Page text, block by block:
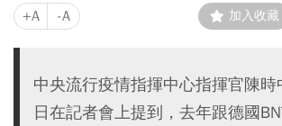
+A -A 加入收藏
中央流行疫情指揮中心指揮官陳時
日在記者會上提到，去年跟德國